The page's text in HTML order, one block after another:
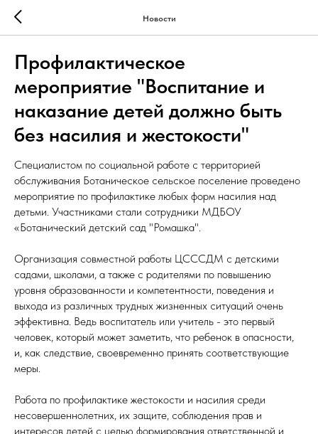
Новости
Профилактическое
мероприятие "Воспитание и
наказание детей должно быть
без насилия и жестокости"
Специалистом по социальной работе с территорией
обслуживания Ботаническое сельское поселение проведено
мероприятие по профилактике любых форм насилия над
детьми. Участниками стали сотрудники МДБОУ
«Ботанический детский сад "Ромашка".
Организация совместной работы ЦСССДМ с детскими
садами, школами, а также с родителями по повышению
уровня образованности и компетентности, поведения и
выхода из различных трудных жизненных ситуаций очень
эффективна. Ведь воспитатель или учитель - это первый
человек, который может заметить, что ребенок в опасности,
и, как следствие, своевременно принять соответствующие
меры.
Работа по профилактике жестокости и насилия среди
несовершеннолетних, их защите, соблюдения прав и
интересов детей с целью формирования ответственной и